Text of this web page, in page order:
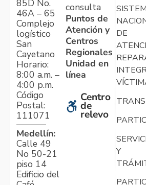
85D No.
46A – 65
Complejo
logístico
San
Cayetano
Horario:
8:00 a.m. –
4:00 p.m.
Código
Postal:
111071
Medellín:
Calle 49
No 50-21
piso 14
Edificio del
consulta
Puntos de
Atención y
Centros
Regionales
Unidad en
línea
Centro
de
relevo
DE
Y